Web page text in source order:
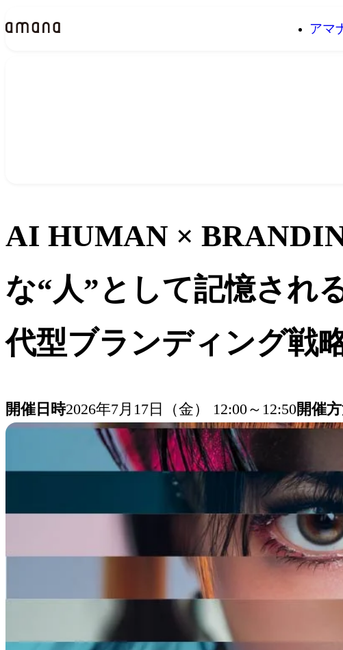
アマ
AI HUMAN ×
な“人”として記憶され
代型ブランディング戦
開催日時2026年7月17日（金） 12:00～12:50開催